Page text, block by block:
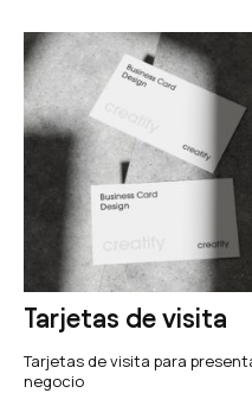
Tarjetas de visita
Tarjetas de visita para
negocio